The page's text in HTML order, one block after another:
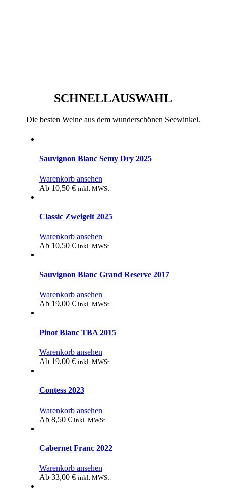
SCHNELLAUSWAHL
Die besten Weine aus dem wunderschönen Seewinkel.
Sauvignon Blanc Semy Dry 2025
Warenkorb ansehen
Ab 10,50 € inkl. MWSt.
Classic Zweigelt 2025
Warenkorb ansehen
Ab 10,50 € inkl. MWSt.
Sauvignon Blanc Grand Reserve 2017
Warenkorb ansehen
Ab 19,00 € inkl. MWSt.
Pinot Blanc TBA 2015
Warenkorb ansehen
Ab 19,00 € inkl. MWSt.
Contess 2023
Warenkorb ansehen
Ab 8,50 € inkl. MWSt.
Cabernet Franc 2022
Warenkorb ansehen
Ab 33,00 € inkl. MWSt.